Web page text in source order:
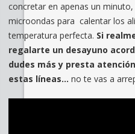
concretar en apenas un
microondas para calentar los
temperatura perfecta. Si
regalarte un desayuno
dudes más y presta
estas líneas… no te vas a